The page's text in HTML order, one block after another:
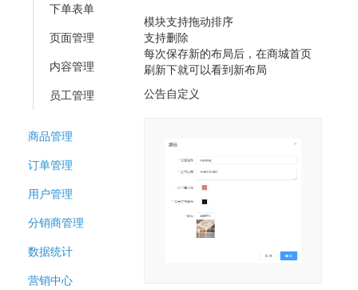
下单表单
页面管理
内容管理
员工管理
商品管理
订单管理
用户管理
分销商管理
数据统计
营销中心
模块支持拖动排序
支持删除
每次保存新的布局后，在商城首页
刷新下就可以看到新布局
公告自定义